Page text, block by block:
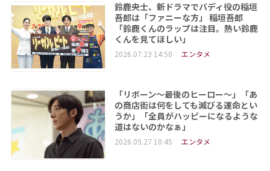
鈴鹿央士、新ドラマでバディ役の稲垣
吾郎は「ファニーな方」 稲垣吾郎
「鈴鹿くんのラップは注目。熱い鈴鹿
くんを見てほしい」
2026.07.23 14:50 エンタメ
「リボーン～最後のヒーロー～」「あ
の商店街は何をしても滅びる運命とい
うか」「全員がハッピーになるような
道はないのかなぁ」
2026.05.27 10:45 エンタメ